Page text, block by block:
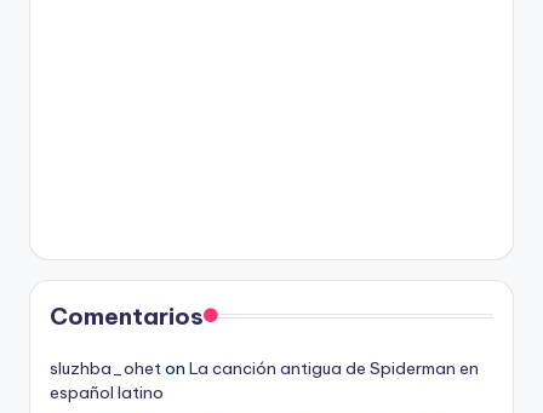
Comentarios
sluzhba_oheton La canción antigua de Spiderman en
español latino